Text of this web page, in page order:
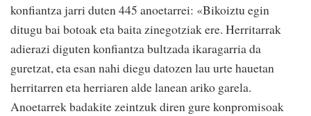
konfiantza jarri duten 445 anoetarrei: «Bikoiztu egin
ditugu bai botoak eta baita zinegotziak ere. Herritarrak
adierazi diguten konfiantza bultzada ikaragarria da
guretzat, eta esan nahi diegu datozen lau urte hauetan
herritarren eta herriaren alde lanean ariko garela.
Anoetarrek badakite zeintzuk diren gure konpromisoak